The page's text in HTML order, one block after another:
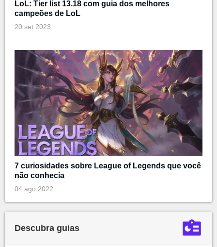
LoL: Tier list 13.18 com guia dos melhores
campeões de LoL
20 set 2023
7 curiosidades sobre League of Legends que você
não conhecia
04 ago 2022
Descubra guias